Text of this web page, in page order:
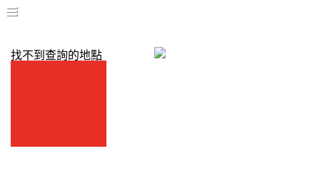
找不到查詢的地點